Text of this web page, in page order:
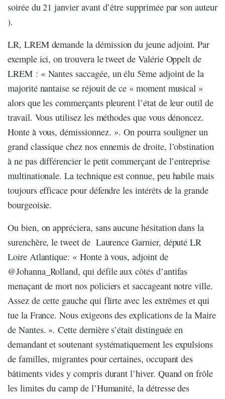
soirée du 21 janvier avant d’être supprimée par son auteur
).
LR, LREM demande la démission du jeune adjoint. Par
exemple ici, on trouvera le tweet de Valérie Oppelt de
LREM : « Nantes saccagée, un élu 5ème adjoint de la
majorité nantaise se réjouit de ce « moment musical »
alors que les commerçants pleurent l’état de leur outil de
travail. Vous utilisez les méthodes que vous dénoncez.
Honte à vous, démissionnez. ». On pourra souligner un
grand classique chez nos ennemis de droite, l’obstination
à ne pas différencier le petit commerçant de l’entreprise
multinationale. La technique est connue, peu habile mais
toujours efficace pour défendre les intérêts de la grande
bourgeoisie.
Ou bien, on appréciera, sans aucune hésitation dans la
surenchère, le tweet de Laurence Garnier, député LR
Loire Atlantique: « Honte à vous, adjoint de
@Johanna_Rolland, qui défile aux côtés d’antifas
menaçant de mort nos policiers et saccageant notre ville.
Assez de cette gauche qui flirte avec les extrêmes et qui
tue la France. Nous exigeons des explications de la Maire
de Nantes. ». Cette dernière s’était distinguée en
demandant et soutenant systématiquement les expulsions
de familles, migrantes pour certaines, occupant des
bâtiments vides y compris durant l’hiver. Quand on frôle
les limites du camp de l’Humanité, la détresse des